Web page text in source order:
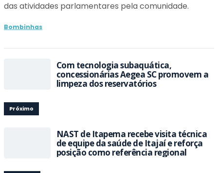
das atividades parlamentares pela comunidade.
Bombinhas
Com tecnologia subaquática,
concessionárias Aegea SC promovem a
limpeza dos reservatórios
Próximo
NAST de Itapema recebe visita técnica
de equipe da saúde de Itajaí e reforça
posição como referência regional